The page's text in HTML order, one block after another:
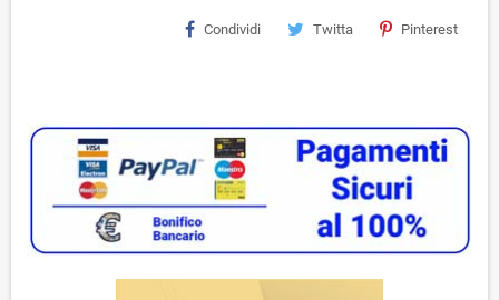
Condividi Twitta Pinterest